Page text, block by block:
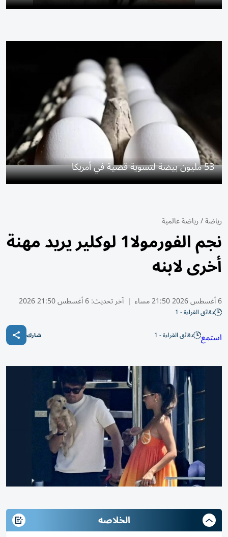
53 مليون بيضة لتسوية قضية في أمريكا
رياضة/رياضة عالمية
نجم الفورمولا1 لوكلير يريد مهنة
أخرى لابنه
6 أغسطس 2026 21:50 مساء | آخر تحديث:6 أغسطس 21:50 2026
دقائق القراءة - 1
استمع دقائق القراءة - 1 شارك
الخلاصه